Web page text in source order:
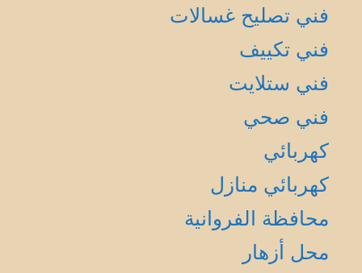
فني تصليح غسالات
فني تكييف
فني ستلايت
فني صحي
كهربائي
كهربائي منازل
محافظة الفروانية
محل أزهار